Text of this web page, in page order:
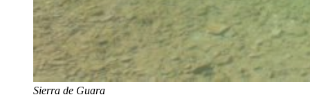
Sierra de Guara